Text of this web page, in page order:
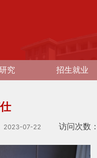
究 招生就业
2023-07-22 访问次数：